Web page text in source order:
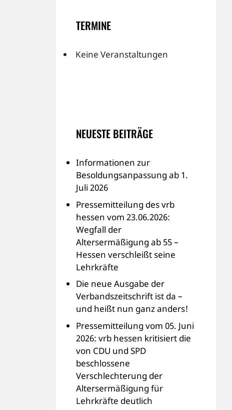
TERMINE
Keine Veranstaltungen
NEUESTE BEITRÄGE
Informationen zur
Besoldungsanpassung ab 1.
Juli 2026
Pressemitteilung des vrb
hessen vom 23.06.2026:
Wegfall der
Altersermäßigung ab 55 –
Hessen verschleißt seine
Lehrkräfte
Die neue Ausgabe der
Verbandszeitschrift ist da –
und heißt nun ganz anders!
Pressemitteilung vom 05. Juni
2026: vrb hessen kritisiert die
von CDU und SPD
beschlossene
Verschlechterung der
Altersermäßigung für
Lehrkräfte deutlich